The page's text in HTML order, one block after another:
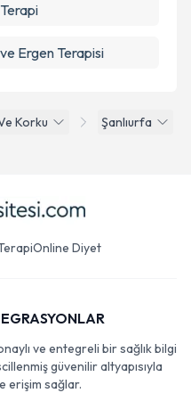
Korku
Şanlıurfa
Ergen Terapisi
Online Diyet
ve entegreli bir sağlık bilgi
güvenilir altyapısıyla
erişim sağlar.